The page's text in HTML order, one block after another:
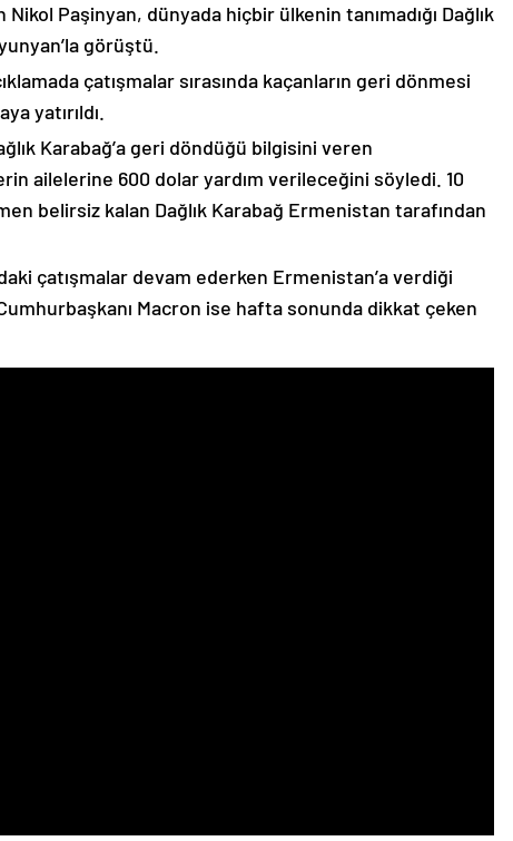
Paşinyan, dünyada hiçbir ülkenin tanımadığı Dağlık
görüştü.
çatışmalar sırasında kaçanların geri dönmesi
yatırıldı.
Karabağ’a geri döndüğü bilgisini veren
ailelerine 600 dolar yardım verileceğini söyledi. 10
belirsiz kalan Dağlık Karabağ Ermenistan tarafından
çatışmalar devam ederken Ermenistan’a verdiği
Macron ise hafta sonunda dikkat çeken